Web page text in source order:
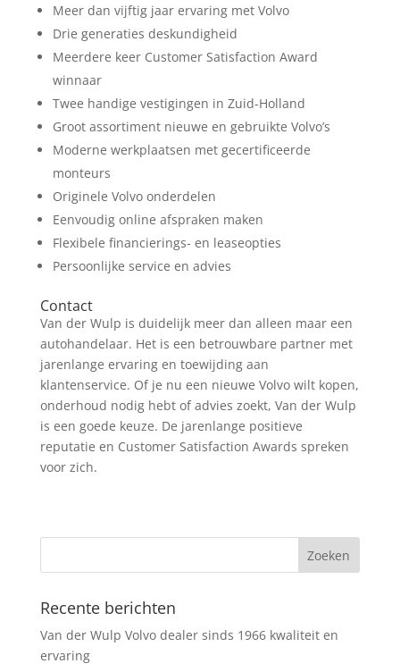
Meer dan vijftig jaar ervaring met Volvo
Drie generaties deskundigheid
Meerdere keer Customer Satisfaction Award
winnaar
Twee handige vestigingen in Zuid-Holland
Groot assortiment nieuwe en gebruikte Volvo’s
Moderne werkplaatsen met gecertificeerde
monteurs
Originele Volvo onderdelen
Eenvoudig online afspraken maken
Flexibele financierings- en leaseopties
Persoonlijke service en advies
Contact
Van der Wulp is duidelijk meer dan alleen maar een
autohandelaar. Het is een betrouwbare partner met
jarenlange ervaring en toewijding aan
klantenservice. Of je nu een nieuwe Volvo wilt kopen,
onderhoud nodig hebt of advies zoekt, Van der Wulp
is een goede keuze. De jarenlange positieve
reputatie en Customer Satisfaction Awards spreken
voor zich.
Recente berichten
Van der Wulp Volvo dealer sinds 1966 kwaliteit en
ervaring